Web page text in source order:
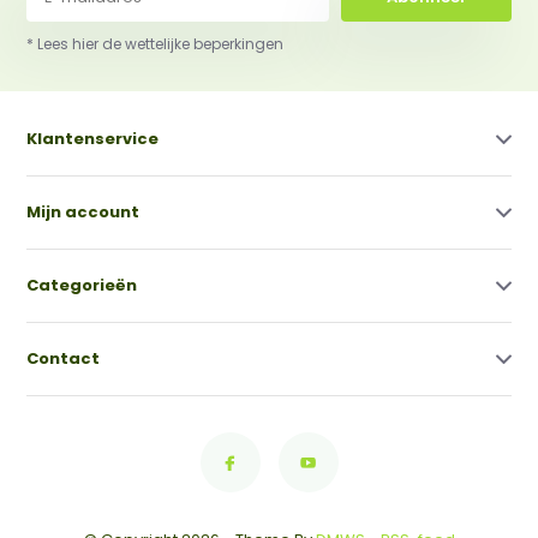
* Lees hier de wettelijke beperkingen
Klantenservice
Mijn account
Categorieën
Contact